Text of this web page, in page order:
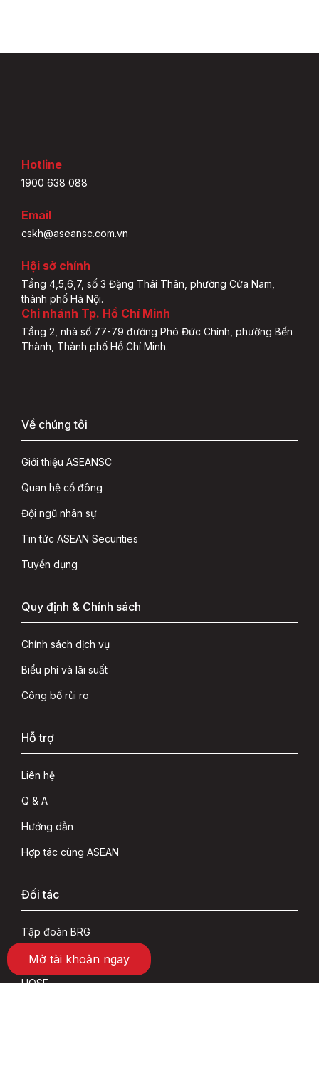
Hotline
1900 638 088
Email
cskh@aseansc.com.vn
Hội sở chính
Tầng 4,5,6,7, số 3 Đặng Thái Thân, phường Cửa Nam,
thành phố Hà Nội.
Chi nhánh Tp. Hồ Chí Minh
Tầng 2, nhà số 77-79 đường Phó Đức Chính, phường Bến
Thành, Thành phố Hồ Chí Minh.
Về chúng tôi
Giới thiệu ASEANSC
Quan hệ cổ đông
Đội ngũ nhân sự
Tin tức ASEAN Securities
Tuyển dụng
Quy định & Chính sách
Chính sách dịch vụ
Biểu phí và lãi suất
Công bố rủi ro
Hỗ trợ
Liên hệ
Q & A
Hướng dẫn
Hợp tác cùng ASEAN
Đối tác
Tập đoàn BRG
SeABank
HOSE
Mở tài khoản ngay